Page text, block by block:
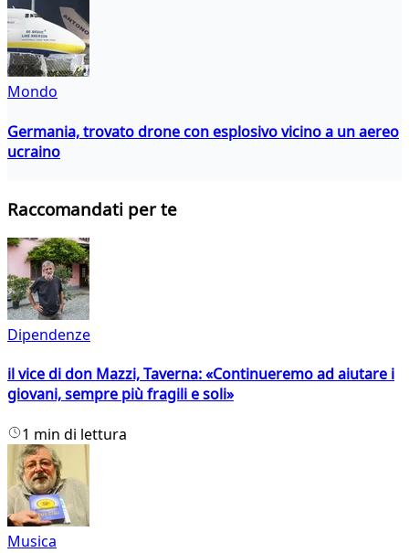
Mondo
Germania, trovato drone con esplosivo vicino a un aereo
ucraino
Raccomandati per te
Dipendenze
il vice di don Mazzi, Taverna: «Continueremo ad aiutare i
giovani, sempre più fragili e soli»
1 min di lettura
Musica